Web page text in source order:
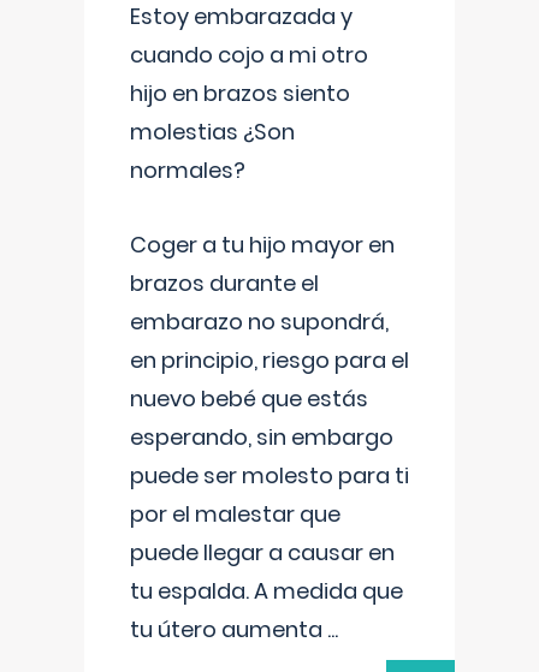
Estoy embarazada y
cuando cojo a mi otro
hijo en brazos siento
molestias ¿Son
normales?
Coger a tu hijo mayor en
brazos durante el
embarazo no supondrá,
en principio, riesgo para el
nuevo bebé que estás
esperando, sin embargo
puede ser molesto para ti
por el malestar que
puede llegar a causar en
tu espalda. A medida que
tu útero aumenta ...